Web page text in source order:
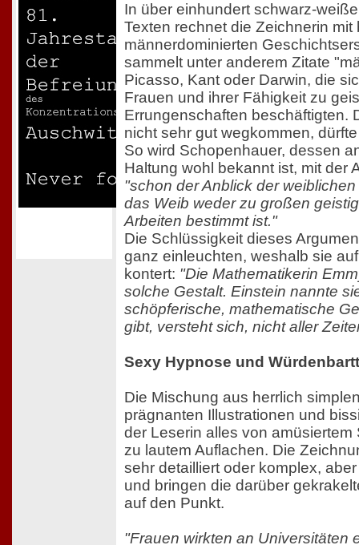
In über einhundert schwarz-
Texten rechnet die Zeichnerin mit
männerdominierten
sammelt unter anderem Zitate
Picasso, Kant oder Darwin, die
Frauen und ihrer Fähigkeit zu
Errungenschaften beschäftigten.
nicht sehr gut wegkommen,
So wird Schopenhauer, dessen
Haltung wohl bekannt ist, mit der
"schon der Anblick der
das Weib weder zu großen
Arbeiten bestimmt ist."
Die Schlüssigkeit dieses
ganz einleuchten, weshalb sie
kontert: "Die Mathematikerin
solche Gestalt. Einstein nannte
schöpferische, mathematische
gibt, versteht sich, nicht aller
Sexy Hypnose und
Die Mischung aus herrlich
prägnanten Illustrationen und
der Leserin alles von
zu lautem Auflachen. Die
sehr detailliert oder komplex,
und bringen die darüber
auf den Punkt.
"Frauen wirkten an Universitäten